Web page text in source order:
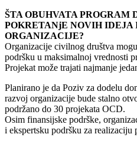
ŠTA OBUHVATA PROGRAM
POKRETANjE NOVIH IDEJA
ORGANIZACIJE?
Organizacije civilnog društva
podršku u maksimalnoj vrednosti
Projekat može trajati najmanje
Planirano je da Poziv za dodelu
razvoj organizacije bude stalno
podržano do 30 projekata OCD.
Osim finansijske podrške,
i ekspertsku podršku za realizaciju